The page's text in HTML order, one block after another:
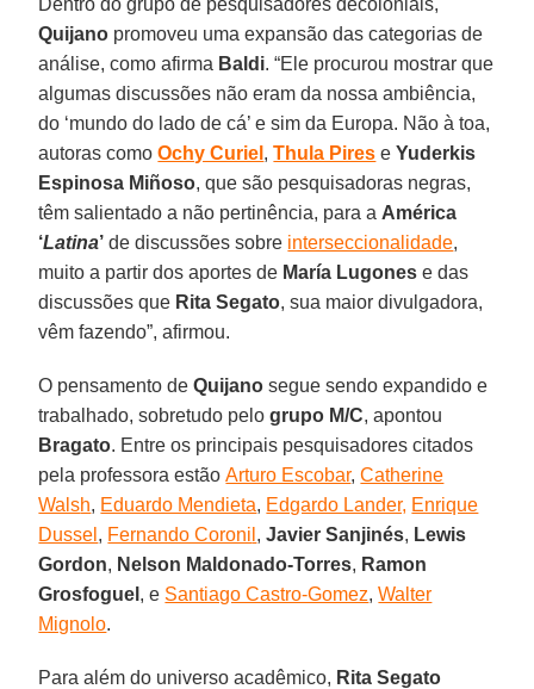
Quijano promoveu uma expansão das categorias de
análise, como afirma Baldi. “Ele procurou mostrar que
algumas discussões não eram da nossa ambiência,
do ‘mundo do lado de cá’ e sim da Europa. Não à toa,
autoras comoOchy Curiel ,Thula Pires eYuderkis
Espinosa Miñoso, que são pesquisadoras negras,
têm salientado a não pertinência, para a América
‘Latina’ de discussões sobre interseccionalidade,
muito a partir dos aportes de María Lugones e das
discussões que Rita Segato, sua maior divulgadora,
vêm fazendo”, afirmou.
O pensamento deQuijano segue sendo expandido e
trabalhado, sobretudo pelogrupo M/C, apontou
Bragato. Entre os principais pesquisadores citados
pela professora estão Arturo Escobar, Catherine
Walsh, Eduardo Mendieta, Edgardo Lander, Enrique
Dussel , Fernando Coroni , Javier Sanjinés, Lewis
Gordon, Nelson Maldonado-Torres, Ramon
Grosfoguel , e Santiago Castro-Gomez, Walter
Mignolo.
Para além do universo acadêmico, Rita Segato